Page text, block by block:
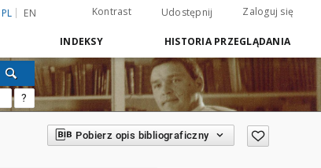
PL EN Kontrast Udostępnij Zaloguj się
INDEKSY HISTORIA PRZEGLĄDANIA
?
Pobierz opis bibliograficzny